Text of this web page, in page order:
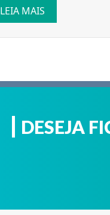
LEIA MAIS
DESEJA